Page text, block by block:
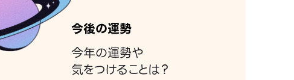
今後の運勢
今年の運勢や
気をつけることは？